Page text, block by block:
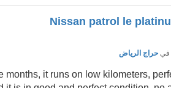
فيحراج الرياض
months, it runs on low kilometers,